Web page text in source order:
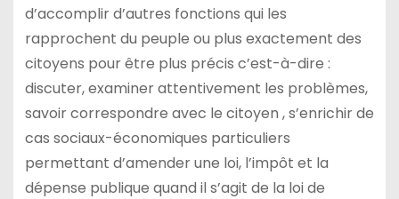
d’accomplir d’autres fonctions qui les
rapprochent du peuple ou plus exactement des
citoyens pour être plus précis c’est-à-dire :
discuter, examiner attentivement les problèmes,
savoir correspondre avec le citoyen , s’enrichir de
cas sociaux-économiques particuliers
permettant d’amender une loi, l’impôt et la
dépense publique quand il s’agit de la loi de